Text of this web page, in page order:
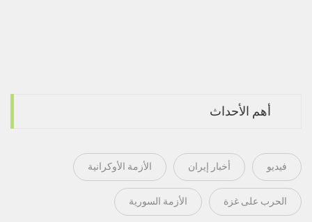
أهم الأحداث
فيديو أخبار إيران الأزمة الأوكرانية
الحرب على غزة الأزمة السورية